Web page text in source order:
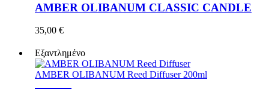
AMBER OLIBANUM CLASSIC CANDLE
35,00 €
Εξαντλημένο
AMBER OLIBANUM Reed Diffuser 200ml